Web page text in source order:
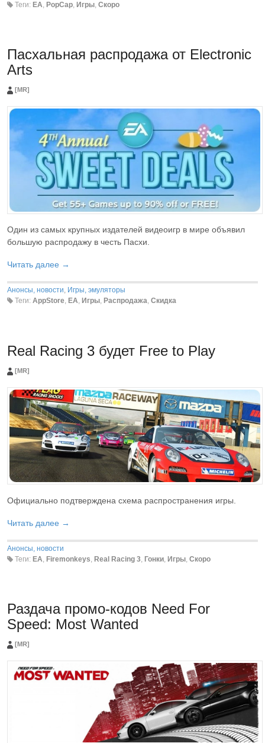
Теги: EA, PopCap, Игры, Скоро
Пасхальная распродажа от Electronic
Arts
[MR]
Один из самых крупных издателей видеоигр в мире объявил
большую распродажу в честь Пасхи.
Читать далее →
Анонсы, новости, Игры, эмуляторы
Теги: AppStore, EA, Игры, Распродажа, Скидка
Real Racing 3 будет Free to Play
[MR]
Официально подтверждена схема распространения игры.
Читать далее →
Анонсы, новости
Теги: EA, Firemonkeys, Real Racing 3, Гонки, Игры, Скоро
Раздача промо-кодов Need For
Speed: Most Wanted
[MR]